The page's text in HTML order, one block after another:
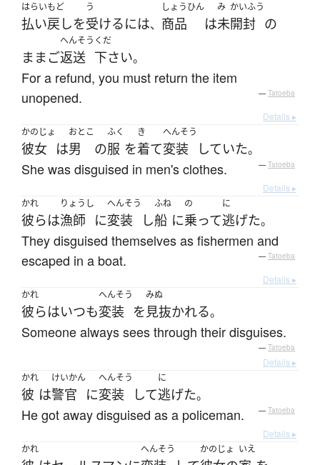
はらいもど
払い戻しを
う
受けるには、
しょうひん
商品 は
み
未
かいふう
開封 の
ままご
へんそう
返送
くだ
下さい。
For a refund, you must return the item
unopened.
— Tatoeba
Details ▸
かのじょ
彼女 は
おとこ
男 の
ふく
服 を
き
着て
へんそう
変装 していた。
She was disguised in men's clothes. — Tatoeba
Details ▸
かれ
彼らは
りょうし
漁師 に
へんそう
変装 し
ふね
船 に
の
乗って
に
逃げた。
They disguised themselves as fishermen and
escaped in a boat.
— Tatoeba
Details ▸
かれ
彼らはいつも
へんそう
変装 を
みぬ
見抜かれる。
Someone always sees through their disguises.
— Tatoeba
Details ▸
かれ
彼 は
けいかん
警官 に
へんそう
変装 して
に
逃げた。
He got away disguised as a policeman. — Tatoeba
Details ▸
かれ
へんそう かのじょ いえ